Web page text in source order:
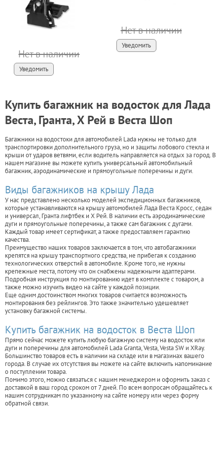
Нет в наличии
Уведомить
Нет в наличии
Уведомить
Купить багажник на водосток для Лада
Веста, Гранта, Х Рей в Веста Шоп
Багажники на водостоки для автомобилей Lada нужны не только для
транспортировки дополнительного груза, но и защиты лобового стекла и
крыши от ударов ветвями, если водитель направляется на отдых за город. В
нашем магазине вы можете купить универсальный автомобильный
багажник, аэродинамические и прямоугольные поперечины и дуги.
Виды багажников на крышу Лада
У нас представлено несколько моделей экспедиционных багажников,
которые устанавливаются на крышу автомобилей Лада Веста Кросс, седан
и универсал, Гранта лифтбек и Х Рей. В наличии есть аэродинамические
дуги и прямоугольные поперечины, а также сам багажник с дугами.
Каждый товар имеет сертификат, а также предоставляем гарантию
качества.
Преимущество наших товаров заключается в том, что автобагажники
крепятся на крышу транспортного средства, не прибегая к созданию
технологических отверстий в автомобиле. Кроме того, не нужны
крепежные места, потому что он снабжены надежными адаптерами.
Подробная инструкция по монтированию идет в комплекте с товаром, а
также можно изучить видео на сайте у каждой позиции.
Еще одним достоинством многих товаров считается возможность
монтирования без рейлингов. Это также значительно удешевляет
установку багажной системы.
Купить багажник на водосток в Веста Шоп
Прямо сейчас можете купить любую багажную систему на водосток или
дуги и поперечины для автомобилей Lada Granta, Vesta, Vesta SW и XRay.
Большинство товаров есть в наличии на складе или в магазинах вашего
города. В случае их отсутствия вы можете на сайте включить напоминание
о поступлении товара.
Помимо этого, можно связаться с нашим менеджером и оформить заказ с
доставкой в ваш город сроком от 7 дней. По всем вопросам обращайтесь к
нашим сотрудникам по указанному на сайте номеру или через форму
обратной связи.